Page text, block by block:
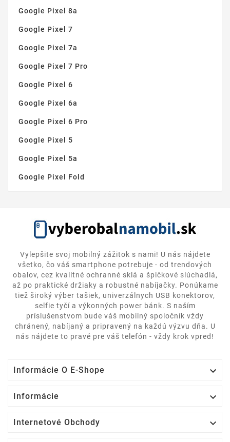
Google Pixel 8a
Google Pixel 7
Google Pixel 7a
Google Pixel 7 Pro
Google Pixel 6
Google Pixel 6a
Google Pixel 6 Pro
Google Pixel 5
Google Pixel 5a
Google Pixel Fold
Vylepšite svoj mobilný zážitok s nami! U nás nájdete
všetko, čo váš smartphone potrebuje - od trendových
obalov, cez kvalitné ochranné sklá a špičkové slúchadlá,
až po praktické držiaky a robustné nabíjačky. Ponúkame
tiež široký výber tašiek, univerzálnych USB konektorov,
selfie tyčí a výkonných power bánk. S naším
príslušenstvom bude váš mobilný spoločník vždy
chránený, nabíjaný a pripravený na každú výzvu dňa. U
nás nájdete to pravé pre váš telefón - vždy krok vpred!
Informácie O E-Shope 
Informácie 
Internetové Obchody 